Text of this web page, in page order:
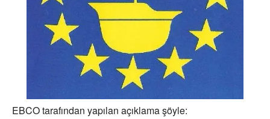
EBCO tarafından yapılan açıklama şöyle: